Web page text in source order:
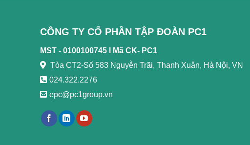
CÔNG TY CỔ PHẦN TẬP ĐOÀN PC1
MST - 0100100745 l
Mã CK- PC1
Tòa CT2-Số 583 Nguyễn Trãi, Thanh Xuân, Hà Nội, VN
024.322.2276
epc@pc1group.vn